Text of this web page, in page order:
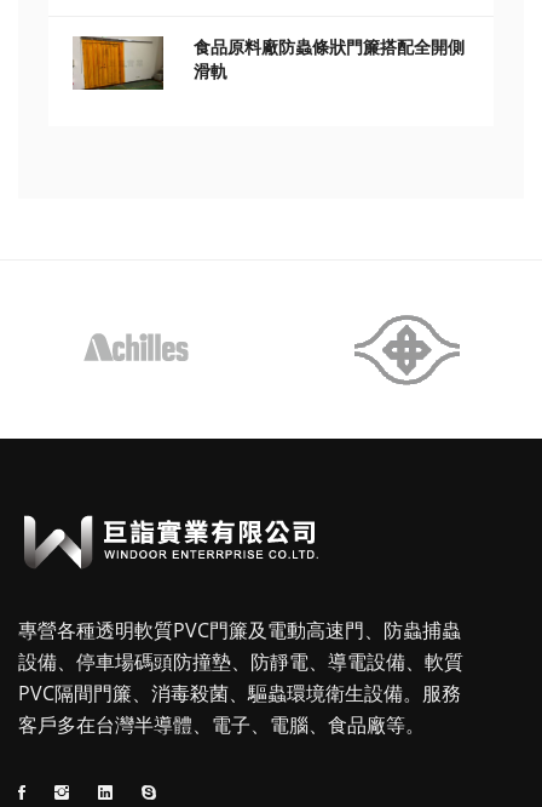
食品原料廠防蟲條狀門簾搭配全開側
滑軌
專營各種透明軟質PVC門簾及電動高速門、防蟲捕蟲
設備、停車場碼頭防撞墊、防靜電、導電設備、軟質
PVC隔間門簾、消毒殺菌、驅蟲環境衛生設備。服務
客戶多在台灣半導體、電子、電腦、食品廠等。